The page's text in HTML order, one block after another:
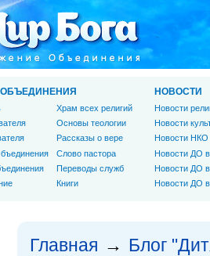
Главная → Блог
ОБЪЕДИНЕНИЯ
Храм всех религий
Основы теологии
Рассказы о вере
Слово пастора
Переводы служб
Книги
НОВОСТИ
Новости
Новости
Новости НКО
Новости ДО
Новости ДО
Новости ДО